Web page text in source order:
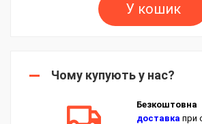
У кошик
Чому купують у нас?
Безкоштовна
доставка при